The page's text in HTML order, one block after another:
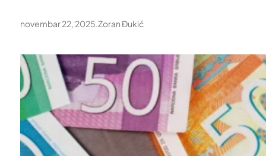
novembar 22, 2025.Zoran Đukić